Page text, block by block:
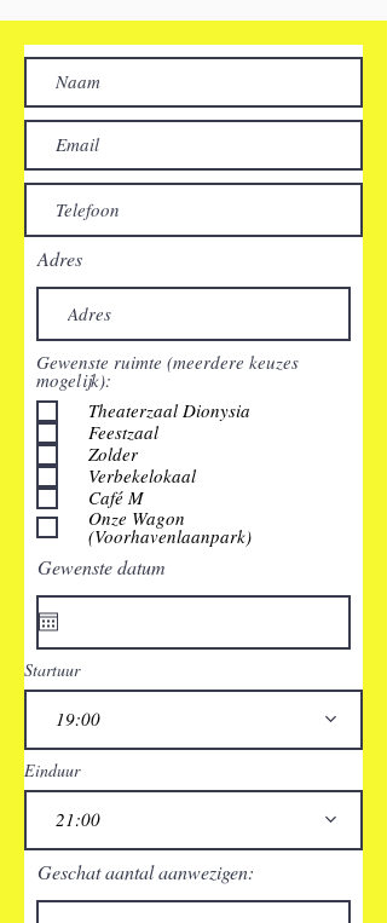
Adres
Gewenste ruimte (meerdere keuzes
mogelijk):
Theaterzaal Dionysia
Feestzaal
Zolder
Verbekelokaal
Café M
Onze Wagon
(Voorhavenlaanpark)
Gewenste datum
Startuur
19:00
Einduur
21:00
Geschat aantal aanwezigen: